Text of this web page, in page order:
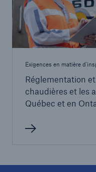
Exigences en matière
Réglementation
chaudières et les
Québec et en